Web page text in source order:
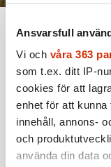
Ansvarsfull
Vi och våra 363
som t.ex. ditt IP-
cookies för att
enhet för att kunna
innehåll, annons-
och
använda din data
Text: Annie Ross
Publicerad 2026-
Detta är en
skribentens